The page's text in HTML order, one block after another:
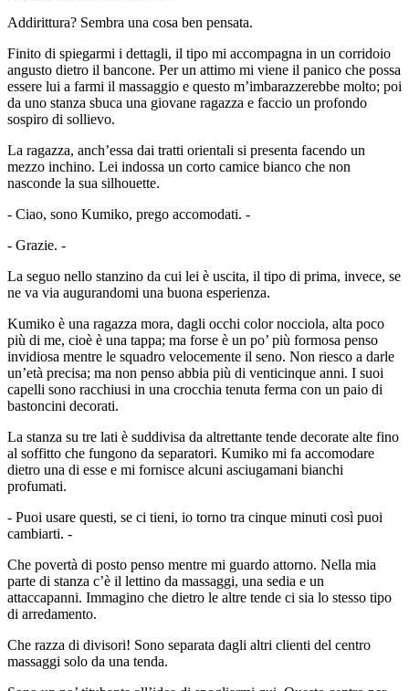
Addirittura? Sembra una cosa ben pensata.
Finito di spiegarmi i dettagli, il tipo mi accompagna in un corridoio
angusto dietro il bancone. Per un attimo mi viene il panico che possa
essere lui a farmi il massaggio e questo m’imbarazzerebbe molto; poi
da uno stanza sbuca una giovane ragazza e faccio un profondo
sospiro di sollievo.
La ragazza, anch’essa dai tratti orientali si presenta facendo un
mezzo inchino. Lei indossa un corto camice bianco che non
nasconde la sua silhouette.
- Ciao, sono Kumiko, prego accomodati. -
- Grazie. -
La seguo nello stanzino da cui lei è uscita, il tipo di prima, invece, se
ne va via augurandomi una buona esperienza.
Kumiko è una ragazza mora, dagli occhi color nocciola, alta poco
più di me, cioè è una tappa; ma forse è un po’ più formosa penso
invidiosa mentre le squadro velocemente il seno. Non riesco a darle
un’età precisa; ma non penso abbia più di venticinque anni. I suoi
capelli sono racchiusi in una crocchia tenuta ferma con un paio di
bastoncini decorati.
La stanza su tre lati è suddivisa da altrettante tende decorate alte fino
al soffitto che fungono da separatori. Kumiko mi fa accomodare
dietro una di esse e mi fornisce alcuni asciugamani bianchi
profumati.
- Puoi usare questi, se ci tieni, io torno tra cinque minuti così puoi
cambiarti. -
Che povertà di posto penso mentre mi guardo attorno. Nella mia
parte di stanza c’è il lettino da massaggi, una sedia e un
attaccapanni. Immagino che dietro le altre tende ci sia lo stesso tipo
di arredamento.
Che razza di divisori! Sono separata dagli altri clienti del centro
massaggi solo da una tenda.